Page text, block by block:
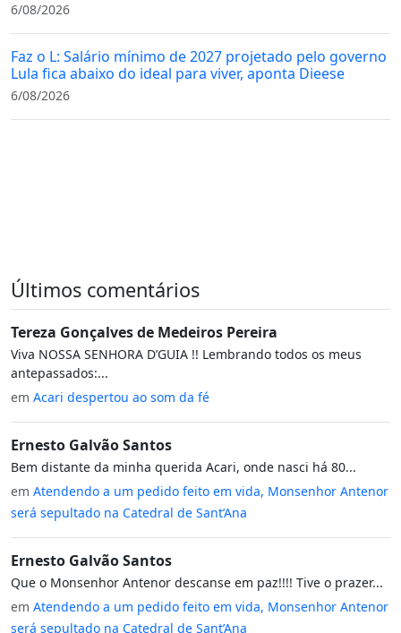
6/08/2026
Faz o L: Salário mínimo de 2027 projetado pelo governo
Lula fica abaixo do ideal para viver, aponta Dieese
6/08/2026
Últimos comentários
Tereza Gonçalves de Medeiros Pereira
Viva NOSSA SENHORA D’GUIA !! Lembrando todos os meus
antepassados:...
em Acari despertou ao som da fé
Ernesto Galvão Santos
Bem distante da minha querida Acari, onde nasci há 80...
em Atendendo a um pedido feito em vida, Monsenhor Antenor
será sepultado na Catedral de Sant’Ana
Ernesto Galvão Santos
Que o Monsenhor Antenor descanse em paz!!!! Tive o prazer...
em Atendendo a um pedido feito em vida, Monsenhor Antenor
será sepultado na Catedral de Sant’Ana